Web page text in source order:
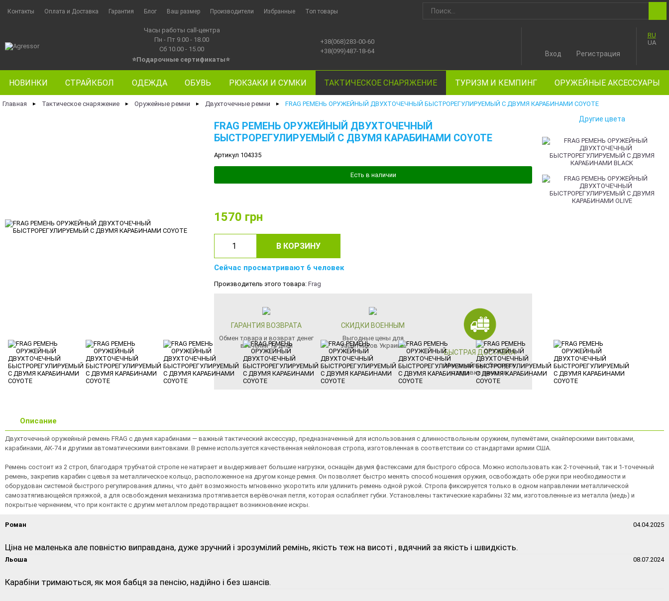
Контакты Оплата и Доставка Гарантия Блог Ваш размер Производители Избранные Топ товары
Часы работы call-центра
Пн - Пт 9.00 - 18.00
Сб 10.00 - 15.00
⭐Подарочные сертификаты⭐
+38(068)283-00-60
+38(099)487-18-64
RU
UA
Вход Регистрация
НОВИНКИ СТРАЙКБОЛ ОДЕЖДА ОБУВЬ РЮКЗАКИ И СУМКИ ТАКТИЧЕСКОЕ СНАРЯЖЕНИЕ ТУРИЗМ И КЕМПИНГ ОРУЖЕЙНЫЕ АКСЕССУАРЫ
Главная ► Тактическое снаряжение ► Оружейные ремни ► Двухточечные ремни ► FRAG РЕМЕНЬ ОРУЖЕЙНЫЙ ДВУХТОЧЕЧНЫЙ БЫСТРОРЕГУЛИРУЕМЫЙ С ДВУМЯ КАРАБИНАМИ COYOTE
FRAG РЕМЕНЬ ОРУЖЕЙНЫЙ ДВУХТОЧЕЧНЫЙ
БЫСТРОРЕГУЛИРУЕМЫЙ С ДВУМЯ КАРАБИНАМИ COYOTE
Артикул 104335
Есть в наличии
1570 грн
В КОРЗИНУ
Сейчас просматривают 6 человек
Производитель этого товара: Frag
ГАРАНТИЯ ВОЗВРАТА
Обмен товара и возврат денег
втечении 14 дней
СКИДКИ ВОЕННЫМ
Выгодные цены для
защитников Украины
БЫСТРАЯ ДОСТАВКА
Максимально быстрая
отправка заказов
Другие цвета
Описание
Двухточечный оружейный ремень FRAG с двумя карабинами — важный тактический аксессуар, предназначенный для использования с длинноствольным оружием, пулемётами, снайперскими винтовками,
карабинами, АК-74 и другими автоматическими винтовками. В ремне используется качественная нейлоновая стропа, изготовленная в соответствии со стандартами армии США.
Ремень состоит из 2 строп, благодаря трубчатой стропе не натирает и выдерживает большие нагрузки, оснащён двумя фастексами для быстрого сброса. Можно использовать как 2-точечный, так и 1-точечный
ремень, закрепив карабин с цевья за металлическое кольцо, расположенное на другом конце ремня. Он позволяет быстро менять способ ношения оружия, освобождать обе руки при необходимости и
оборудован системой быстрого регулирования длины, что даёт возможность мгновенно укоротить или удлинить ремень одной рукой. Стропа фиксируется только в одном направлении металлической
самозатягивающейся пряжкой, а для освобождения механизма протягивается верёвочная петля, которая ослабляет губки. Установлены тактические карабины 32 мм, изготовленные из металла (медь) и
покрытые чернением, что при контакте с другим металлом предотвращает возникновение искры.
Роман 04.04.2025
Ціна не маленька але повністю виправдана, дуже зручний і зрозумілий ремінь, якість теж на висоті , вдячний за якість і швидкість.
Льоша 08.07.2024
Карабіни тримаються, як моя бабця за пенсію, надійно і без шансів.